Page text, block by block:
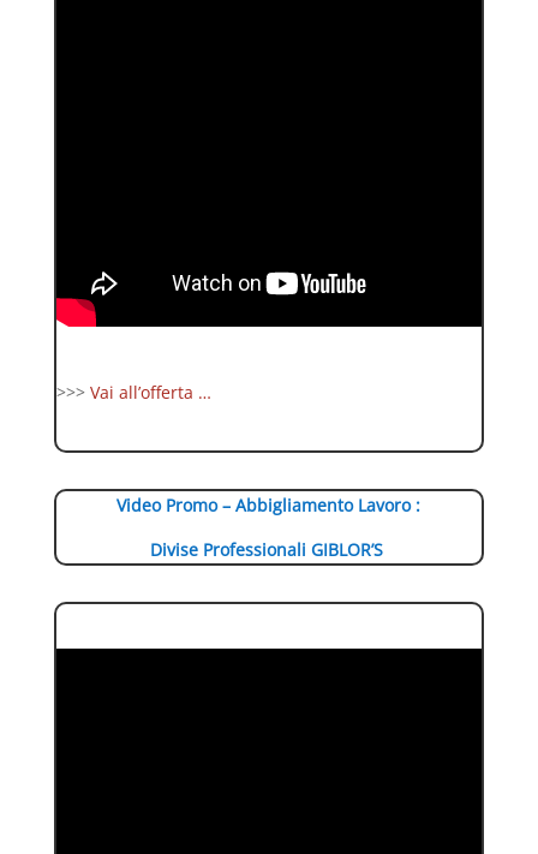
>>> Vai all’offerta …
Video Promo – Abbigliamento Lavoro :
Divise Professionali GIBLOR’S